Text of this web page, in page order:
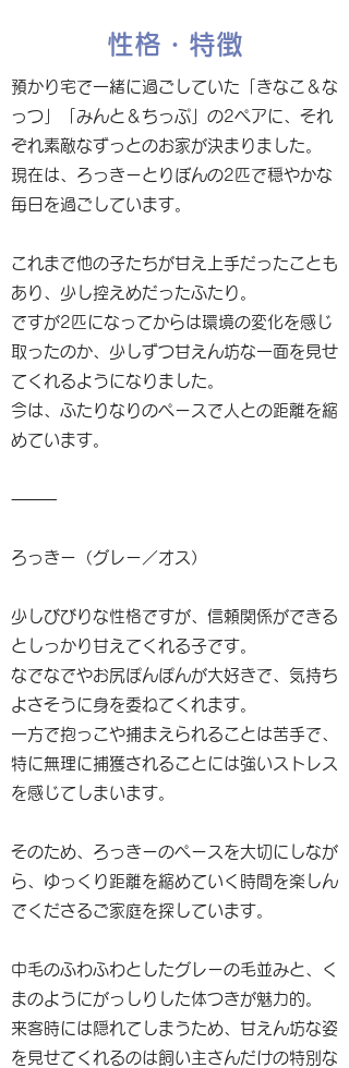
性格・特徴
預かり宅で一緒に過ごしていた「きなこ＆な
っつ」「みんと＆ちっぷ」の2ペアに、それ
ぞれ素敵なずっとのお家が決まりました。
現在は、ろっきーとりぼんの2匹で穏やかな
毎日を過ごしています。
これまで他の子たちが甘え上手だったことも
あり、少し控えめだったふたり。
ですが2匹になってからは環境の変化を感じ
取ったのか、少しずつ甘えん坊な一面を見せ
てくれるようになりました。
今は、ふたりなりのペースで人との距離を縮
めています。
⸻
ろっきー（グレー／オス）
少しびびりな性格ですが、信頼関係ができる
としっかり甘えてくれる子です。
なでなでやお尻ぽんぽんが大好きで、気持ち
よさそうに身を委ねてくれます。
一方で抱っこや捕まえられることは苦手で、
特に無理に捕獲されることには強いストレス
を感じてしまいます。
そのため、ろっきーのペースを大切にしなが
ら、ゆっくり距離を縮めていく時間を楽しん
でくださるご家庭を探しています。
中毛のふわふわとしたグレーの毛並みと、く
まのようにがっしりした体つきが魅力的。
来客時には隠れてしまうため、甘えん坊な姿
を見せてくれるのは飼い主さんだけの特別な